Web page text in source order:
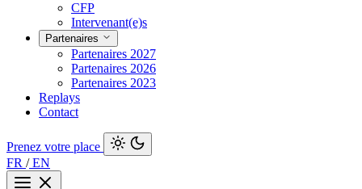
CFP
Intervenant(e)s
Partenaires
Partenaires 2027
Partenaires 2026
Partenaires 2023
Replays
Contact
Prenez votre place
FR /EN